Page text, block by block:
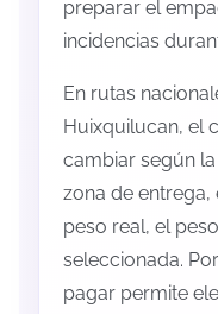
preparar el
incidencias
En rutas
Huixquilucan, el
cambiar según
zona de
peso real, el
seleccionada.
pagar permite